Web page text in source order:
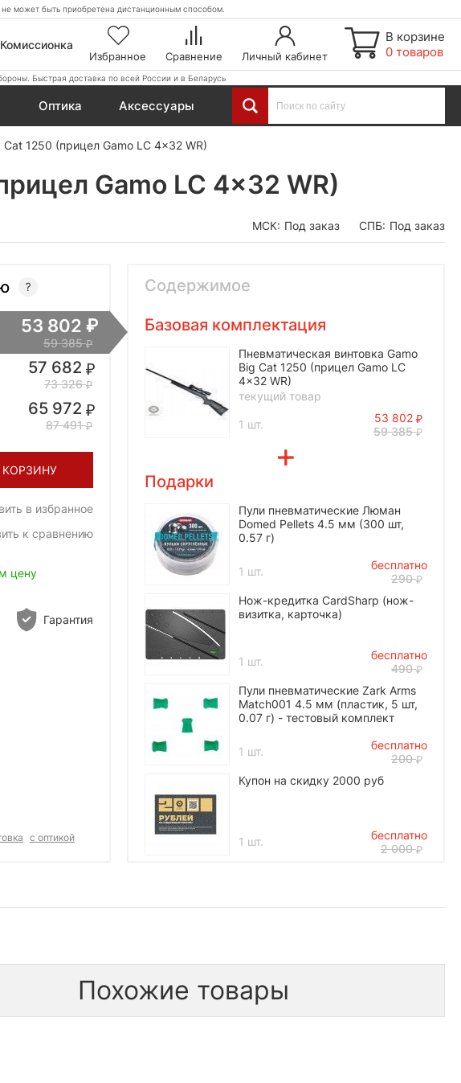
может быть приобретена дистанционным способом.
Избранное Сравнение Личный кабинет
В корзине
0 товаров
Быстрая доставка по всей России и в Беларусь
Оптика Аксессуары
1250 (прицел Gamo LC 4x32 WR)
Gamo LC 4x32 WR)
МСК: Под заказ СПБ: Под заказ
53 802
59 385
57 682
73 326
65 972
87 491
КОРЗИНУ
в избранное
к сравнению
цену
Гарантия
с оптикой
Содержимое
Базовая комплектация
Пневматическая винтовка Gamo
Big Cat 1250 (прицел Gamo LC
4x32 WR)
текущий товар
1 шт.
53 802
59 385
Подарки
Пули пневматические Люман
Domed Pellets 4.5 мм (300 шт,
0.57 г)
1 шт.
бесплатно
290
Нож-кредитка CardSharp (нож-
визитка, карточка)
1 шт.
бесплатно
490
Пули пневматические Zark Arms
Match001 4.5 мм (пластик, 5 шт,
0.07 г) - тестовый комплект
1 шт.
бесплатно
200
Купон на скидку 2000 руб
1 шт.
бесплатно
2 000
Похожие товары